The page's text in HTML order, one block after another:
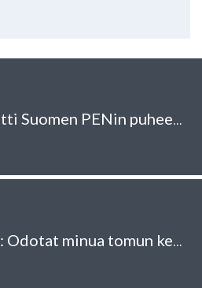
(Suomi) Jarkko Tontti Suomen PENin puheenjohtajaksi
(Suomi) Liu Xiaobo: Odotat minua tomun keskellä